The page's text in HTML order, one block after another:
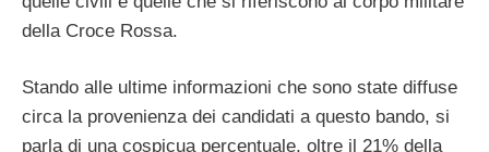
della Croce Rossa.
Stando alle ultime informazioni che sono state diffuse
circa la provenienza dei candidati a questo bando, si
parla di una cospicua percentuale, oltre il 21% della